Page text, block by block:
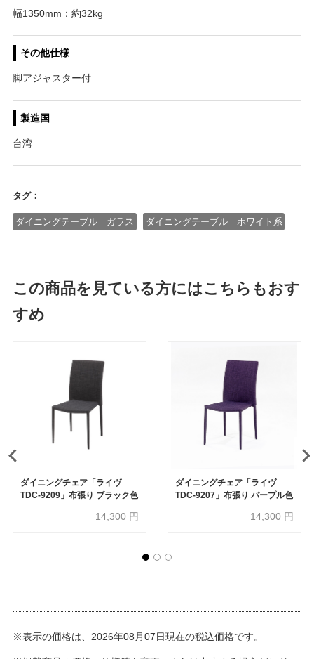
幅1350mm：約32kg
その他仕様
脚アジャスター付
製造国
台湾
タグ：
ダイニングテーブル ガラス ダイニングテーブル ホワイト系
この商品を見ている方にはこちらもおす
すめ
ダイニングチェア「ライヴ
TDC-9209」布張り ブラック色
14,300 円
ダイニングチェア「ライヴ
TDC-9207」布張り パープル色
14,300 円
※表示の価格は、2026年08月07日現在の税込価格です。